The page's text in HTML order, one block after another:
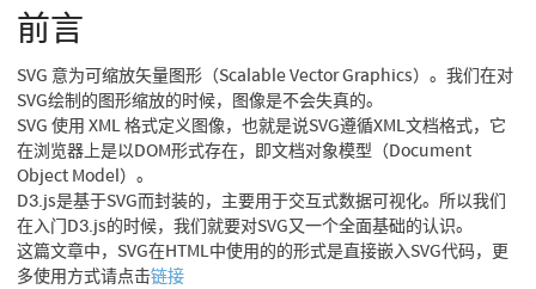
前言
SVG 意为可缩放矢量图形（Scalable Vector Graphics）。我们在对
SVG绘制的图形缩放的时候，图像是不会失真的。
SVG 使用 XML 格式定义图像，也就是说SVG遵循XML文档格式，它
在浏览器上是以DOM形式存在，即文档对象模型（Document
Object Model）。
D3.js是基于SVG而封装的，主要用于交互式数据可视化。所以我们
在入门D3.js的时候，我们就要对SVG又一个全面基础的认识。
这篇文章中，SVG在HTML中使用的的形式是直接嵌入SVG代码，更
多使用方式请点击链接